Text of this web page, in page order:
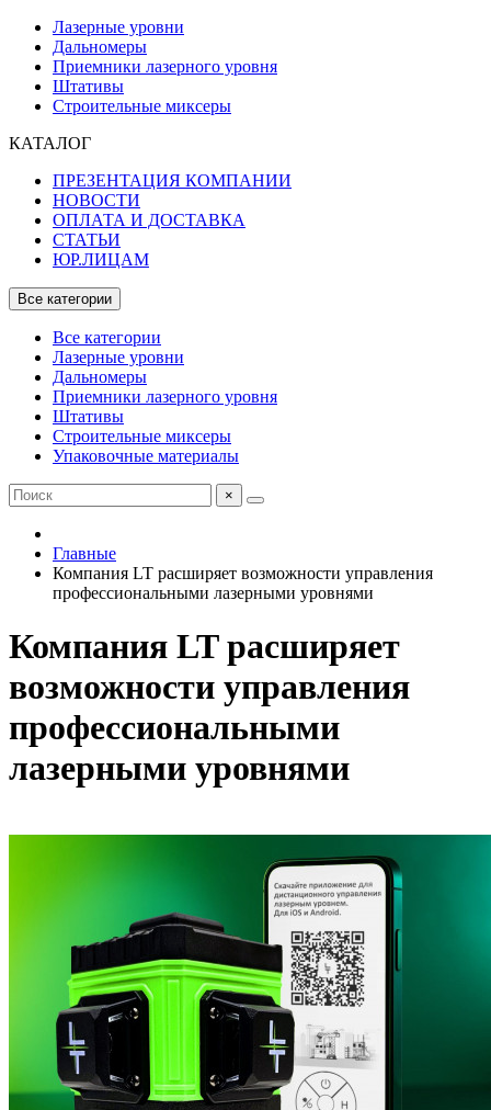
Лазерные уровни
Дальномеры
Приемники лазерного уровня
Штативы
Строительные миксеры
КАТАЛОГ
ПРЕЗЕНТАЦИЯ КОМПАНИИ
НОВОСТИ
ОПЛАТА И ДОСТАВКА
СТАТЬИ
ЮР.ЛИЦАМ
Все категории
Все категории
Лазерные уровни
Дальномеры
Приемники лазерного уровня
Штативы
Строительные миксеры
Упаковочные материалы
×
Главные
Компания LT расширяет возможности управления
профессиональными лазерными уровнями
Компания LT расширяет
возможности управления
профессиональными
лазерными уровнями